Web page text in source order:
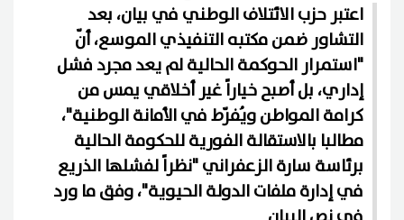
اعتبر حزب الائتلاف الوطني في بيان، بعد
التشاور ضمن مكتبه التنفيذي الموسع، أنّ
"استمرار الحوكمة الحالية لم يعد مجرد فشل
إداري، بل أصبح خياراً غير أخلاقي يمس من
كرامة المواطن ويُفرّط في الأمانة الوطنية"،
مطالبا بالاستقالة الفورية للحكومة الحالية
برئاسة سارة الزعفراني "نظراً لفشلها الذريع
في إدارة ملفات الدولة الحيوية"، وفق ما ورد